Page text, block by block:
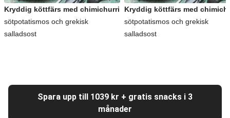
Kryddig köttfärs med chimichurri
sötpotatismos och grekisk
salladsost
Kryddig köttfärs med
sötpotatismos och grekisk
salladsost
Spara upp till 1039 kr + gratis snacks i 3
månader